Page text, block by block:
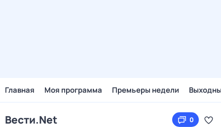
Главная Моя программа Премьеры недели
Вести.Net 0